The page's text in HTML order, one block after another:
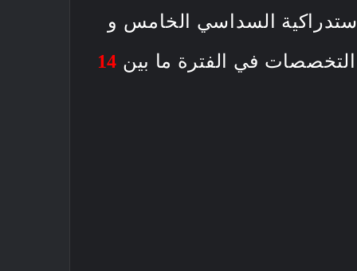
السداسي الخامس و
في الفترة ما بين 14